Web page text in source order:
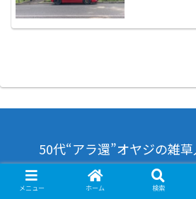
50代“アラ還”オヤジの雑
© 2021 50代“アラ還”オヤジの雑
メニュー ホーム 検索